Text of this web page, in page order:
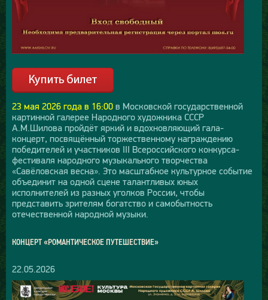
23 мая 2026 года в 16:00 в Московской государственной
картинной галерее Народного художника СССР
А.М.Шилова пройдёт яркий и вдохновляющий гала-
концерт, посвящённый торжественному награждению
победителей и участников III Всероссийского конкурса-
фестиваля народного музыкального творчества
«Савёловская весна». Это масштабное культурное событие
объединит на одной сцене талантливых юных
исполнителей из разных уголков России, чтобы
представить зрителям богатство и самобытность
отечественной народной музыки.
КОНЦЕРТ «РОМАНТИЧЕСКОЕ ПУТЕШЕСТВИЕ»
22.05.2026